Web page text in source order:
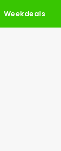
Weekdeals